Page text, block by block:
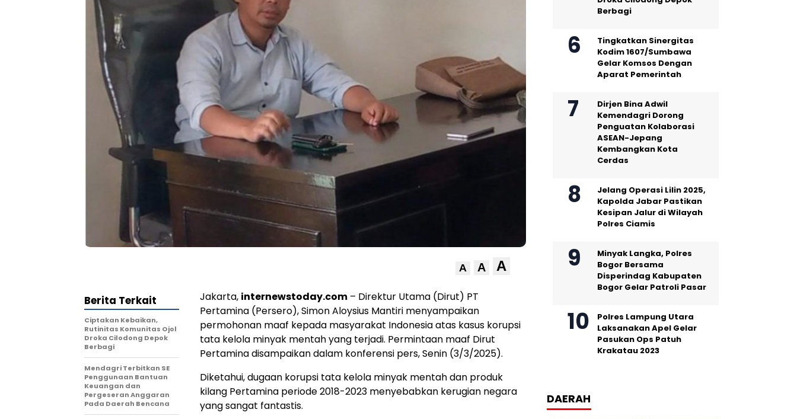
A A A
Jakarta, internewstoday.com – Direktur Utama (Dirut) PT
Pertamina (Persero), Simon Aloysius Mantiri menyampaikan
permohonan maaf kepada masyarakat Indonesia atas kasus korupsi
tata kelola minyak mentah yang terjadi. Permintaan maaf Dirut
Pertamina disampaikan dalam konferensi pers, Senin (3/3/2025).
Diketahui, dugaan korupsi tata kelola minyak mentah dan produk
kilang Pertamina periode 2018-2023 menyebabkan kerugian negara
yang sangat fantastis.
Berita Terkait
Ciptakan Kebaikan,
Rutinitas Komunitas Ojol
Droka Cilodong Depok
Berbagi
Mendagri Terbitkan SE
Penggunaan Bantuan
Keuangan dan
Pergeseran Anggaran
Pada Daerah Bencana
Berbagi
Tingkatkan Sinergitas
Kodim 1607/Sumbawa
Gelar Komsos Dengan
Aparat Pemerintah
Dirjen Bina Adwil
Kemendagri Dorong
Penguatan Kolaborasi
ASEAN-Jepang
Kembangkan Kota
Cerdas
Jelang Operasi Lilin 2025,
Kapolda Jabar Pastikan
Kesipan Jalur di Wilayah
Polres Ciamis
Minyak Langka, Polres
Bogor Bersama
Disperindag Kabupaten
Bogor Gelar Patroli Pasar
Polres Lampung Utara
Laksanakan Apel Gelar
Pasukan Ops Patuh
Krakatau 2023
DAERAH